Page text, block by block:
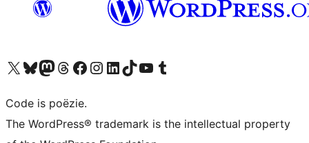
Bezoek ons X (voorheen Twitter) account
Bezoek ons Bluesky account
Bezoek ons Mastodon account
Bezoek ons Threads account
Onze Facebook pagina bezoeken
Bezoek ons Instagram account
Bezoek ons LinkedIn account
Bezoek ons TikTok account
Bezoek ons YouTube kanaalBezoek ons Tumblr account
Code is poëzie.
The WordPress® trademark is the intellectual property